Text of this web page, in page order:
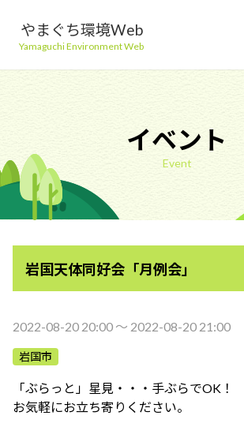
やまぐち環境Web
Yamaguchi Environment Web
地球温暖化を防ぐ
ごみを減らす
自然環境を守る
ふれあう・学ぶ
イベント
Event
岩国天体同好会「月例会」
2022-08-20 20:00 〜 2022-08-20 21:00
岩国市
「ぶらっと」星見・・・手ぶらでOK！
お気軽にお立ち寄りください。